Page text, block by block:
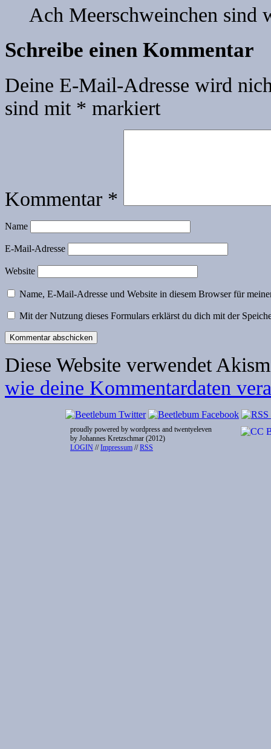
Ach Meerschweinchen sind
Schreibe einen Kommentar
Deine E-Mail-Adresse wird
sind mit * markiert
Kommentar *
Name
E-Mail-Adresse
Website
Name, E-Mail-Adresse und Website in diesem Browser für
Mit der Nutzung dieses Formulars erklärst du dich mit der
Diese Website verwendet
wie deine Kommentardaten
proudly powered by wordpress and twentyeleven
by Johannes Kretzschmar (2012)
LOGIN //Impressum //RSS